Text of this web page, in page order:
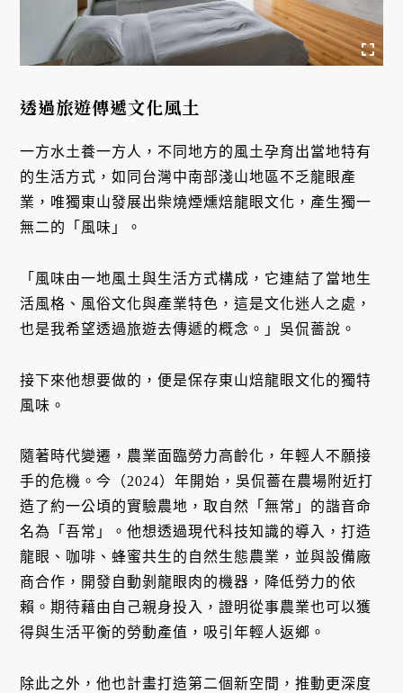
透過旅遊傳遞文化風土
一方水土養一方人，不同地方的風土孕育出當地特有
的生活方式，如同台灣中南部淺山地區不乏龍眼產
業，唯獨東山發展出柴燒煙燻焙龍眼文化，產生獨一
無二的「風味」。
「風味由一地風土與生活方式構成，它連結了當地生
活風格、風俗文化與產業特色，這是文化迷人之處，
也是我希望透過旅遊去傳遞的概念。」吳侃薔說。
接下來他想要做的，便是保存東山焙龍眼文化的獨特
風味。
隨著時代變遷，農業面臨勞力高齡化，年輕人不願接
手的危機。今（2024）年開始，吳侃薔在農場附近打
造了約一公頃的實驗農地，取自然「無常」的諧音命
名為「吾常」。他想透過現代科技知識的導入，打造
龍眼、咖啡、蜂蜜共生的自然生態農業，並與設備廠
商合作，開發自動剝龍眼肉的機器，降低勞力的依
賴。期待藉由自己親身投入，證明從事農業也可以獲
得與生活平衡的勞動產值，吸引年輕人返鄉。
除此之外，他也計畫打造第二個新空間，推動更深度